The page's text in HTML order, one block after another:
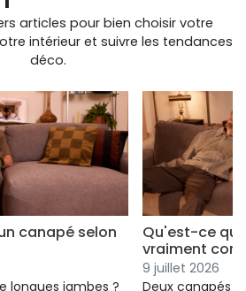
articles pour bien choisir votre
intérieur et suivre les tendances
déco.
canapé selon
longues jambes ?
Qu'est-ce qui
vraiment
9 juillet 2026
Deux canapés